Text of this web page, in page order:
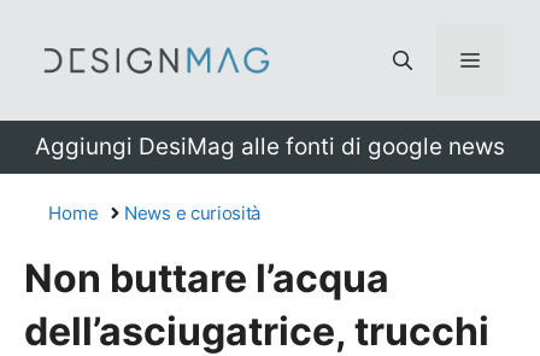
Menu
Aggiungi DesiMag alle fonti di google news
Home News e curiosità
Non buttare l’acqua
dell’asciugatrice, trucchi